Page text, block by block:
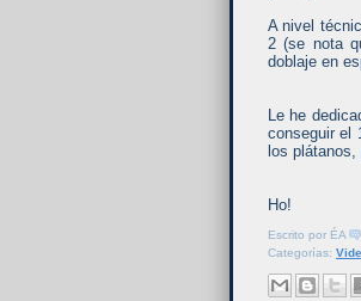
A nivel
2 (se nota
doblaje en
Le he
conseguir el
los
Ho!
Escrito por ÉA
Categorías: